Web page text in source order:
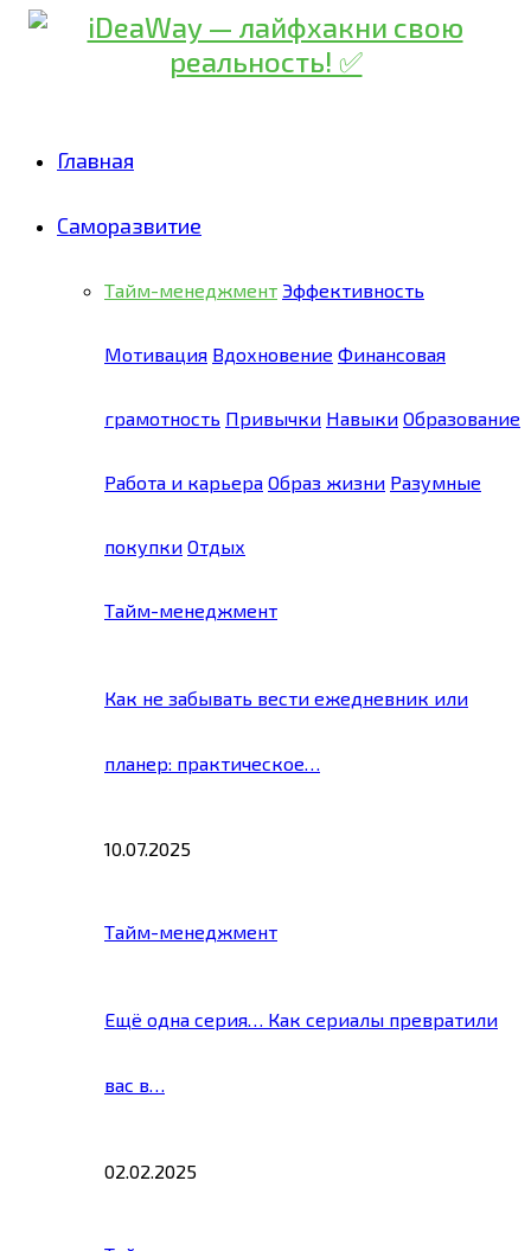
Главная
Саморазвитие
Тайм-менеджмент Эффективность
Мотивация Вдохновение Финансовая
грамотность Привычки Навыки Образование
Работа и карьера Образ жизни Разумные
покупки Отдых
Тайм-менеджмент
Как не забывать вести ежедневник или
планер: практическое…
10.07.2025
Тайм-менеджмент
Ещё одна серия… Как сериалы превратили
вас в…
02.02.2025